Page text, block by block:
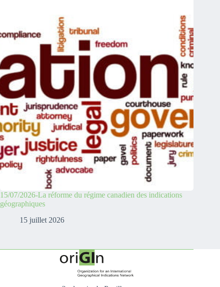
15/07/2026-La réforme du régime canadien des indications
géographiques
15 juillet 2026